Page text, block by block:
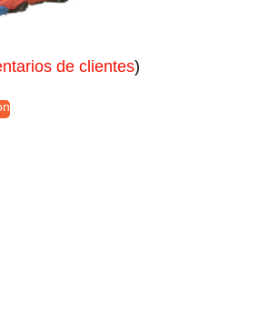
de clientes)